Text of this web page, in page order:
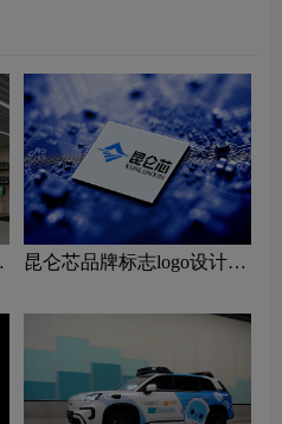
昆仑芯品牌标志logo设计含